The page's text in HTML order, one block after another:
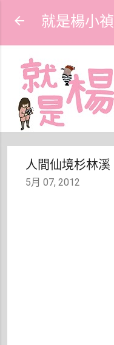
就是楊小禎
人間仙境杉林溪
5月 07, 2012